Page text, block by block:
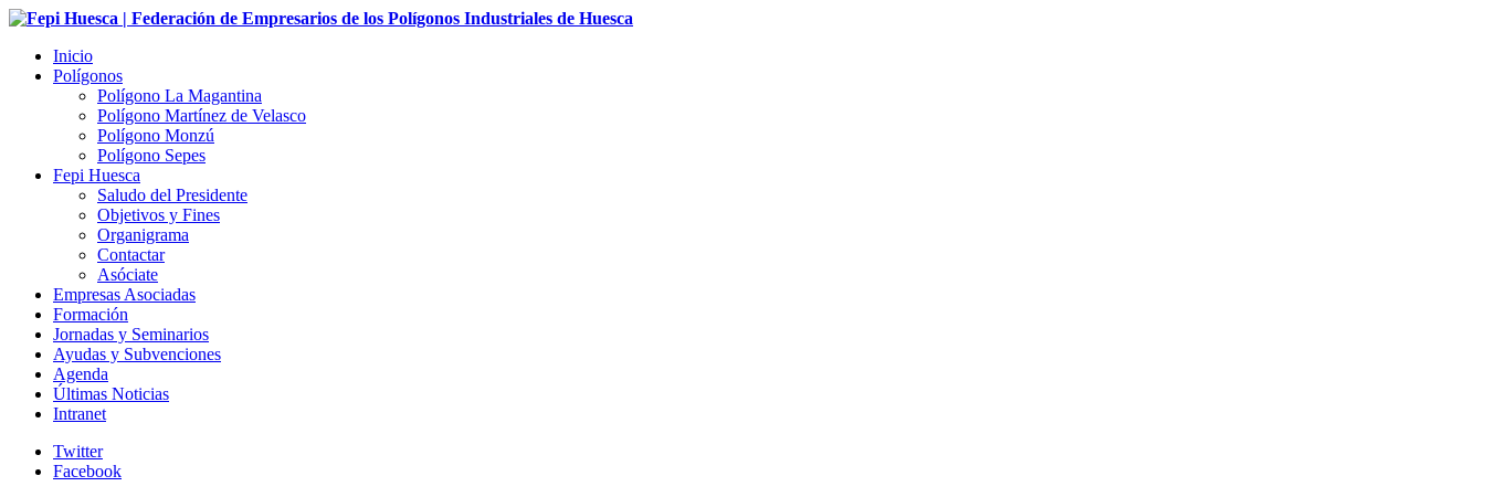
Inicio
Polígonos
Polígono La Magantina
Polígono Martínez de Velasco
Polígono Monzú
Polígono Sepes
Fepi Huesca
Saludo del Presidente
Objetivos y Fines
Organigrama
Contactar
Asóciate
Empresas Asociadas
Formación
Jornadas y Seminarios
Ayudas y Subvenciones
Agenda
Últimas Noticias
Intranet
Twitter
Facebook